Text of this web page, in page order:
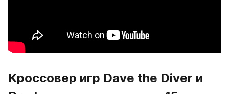
Кроссовер игр Dave the Diver и